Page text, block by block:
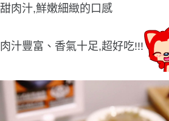
甜肉汁,鮮嫩細緻的口感
肉汁豐富、香氣十足,超好吃!!!